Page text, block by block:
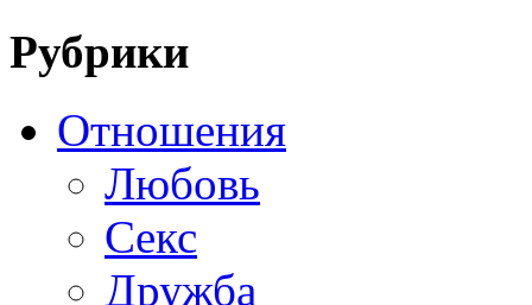
Рубрики
Отношения
Любовь
Секс
Дружба